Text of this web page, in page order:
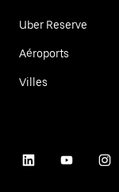
Uber Reserve
Aéroports
Villes